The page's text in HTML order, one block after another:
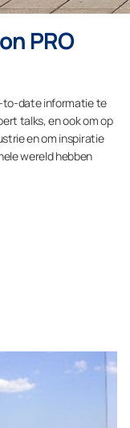
PRO
to-date informatie te
talks, en ook om op
en om inspiratie
wereld hebben